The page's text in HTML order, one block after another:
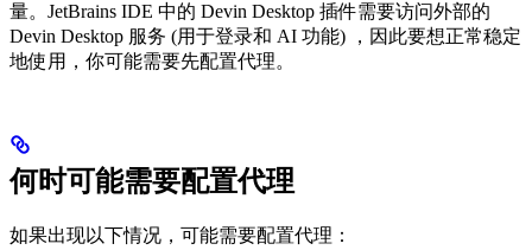
量。JetBrains IDE 中的 Devin Desktop 插件需要访问外部的
Devin Desktop 服务 (用于登录和 AI 功能) ，因此要想正常稳定
地使用，你可能需要先配置代理。
何时可能需要配置代理
如果出现以下情况，可能需要配置代理：